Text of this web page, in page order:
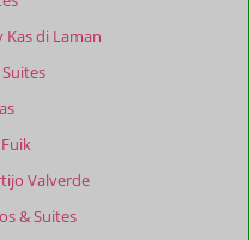
Kas di Laman
Valverde
& Suites